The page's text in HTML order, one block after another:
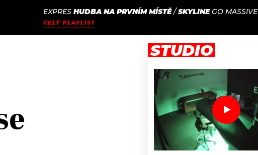
SEZNAM.CZ
EXPRES HUDBA NA PRVNÍM MÍSTĚ/SKYLINE GO MASSIVE
CELÝ PLAYLIST
STUDIO